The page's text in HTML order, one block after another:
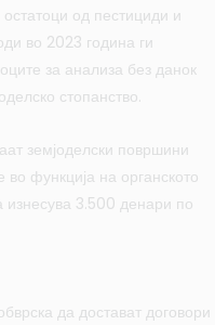
од пестициди и
во 2023 година ги
за анализа без данок
стопанство.
земјоделски површини
функција на органското
изнесува 3.500 денари по
да достават договори